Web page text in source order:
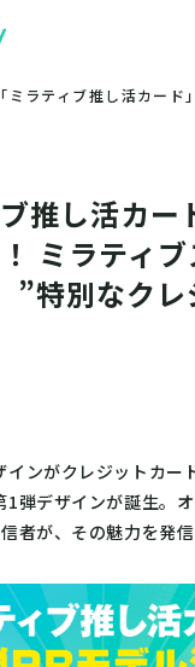
「ミラティブ推し活カー
ブ推し活カ
ミラティ
”特別なクレ
インがクレジットカー
1弾デザインが誕生。
者が、その魅力を発信